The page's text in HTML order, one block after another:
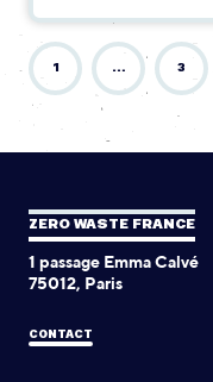
1 … 3
ZERO WASTE FRANCE
1 passage Emma Calvé
75012, Paris
CONTACT